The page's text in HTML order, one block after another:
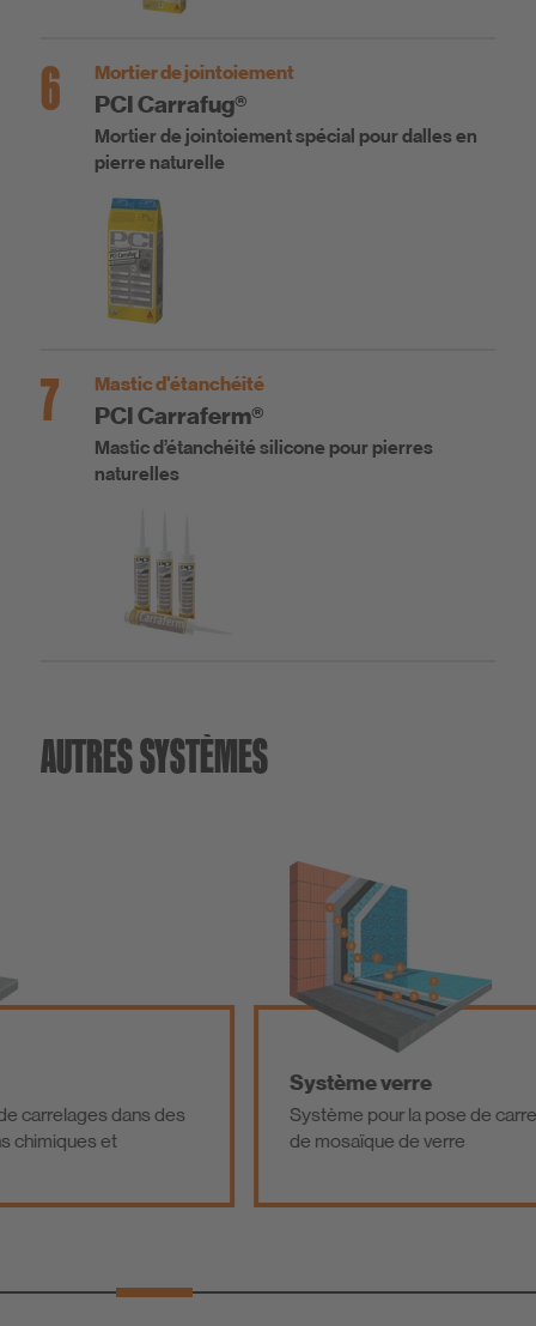
6 Mortier de jointoiement
PCI Carrafug®
Mortier de jointoiement spécial pour dalles en
pierre naturelle
7 Mastic d'étanchéité
PCI Carraferm®
Mastic d’étanchéité silicone pour pierres
naturelles
AUTRES SYSTÈMES
Système pour la pose de carreaux en verre et
de mosaïque de verre